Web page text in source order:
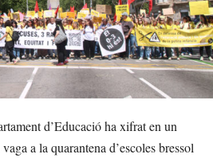
d’Educació ha xifrat en un
a la quarantena d’escoles bressol